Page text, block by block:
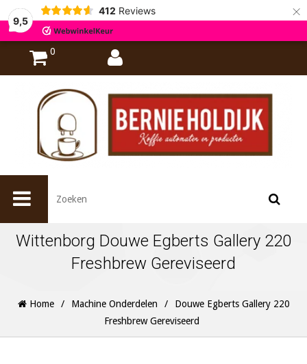
9,5
412 Reviews ×
0
Wittenborg Douwe Egberts Gallery 220
Freshbrew Gereviseerd
Home / Machine Onderdelen /
Douwe Egberts Gallery 220
Freshbrew Gereviseerd